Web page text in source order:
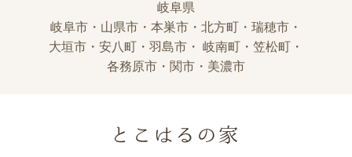
岐阜県
岐阜市・山県市・本巣市・北方町・瑞穂市・
大垣市・安八町・羽島市・ 岐南町・笠松町・
各務原市・関市・美濃市